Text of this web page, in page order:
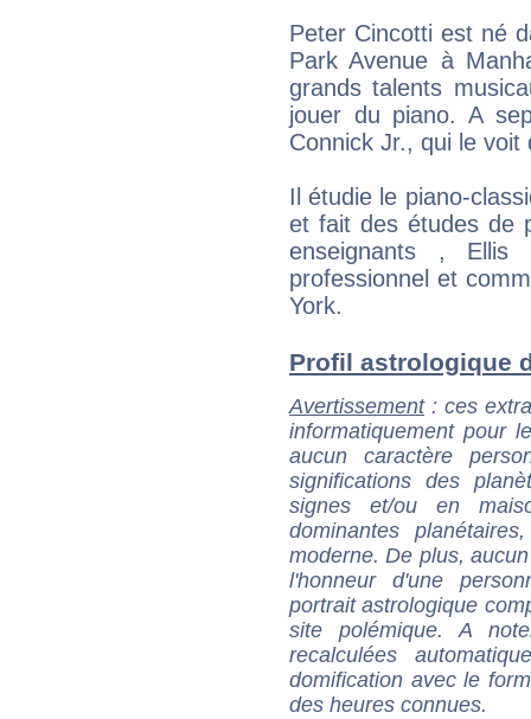
Peter Cincotti est né
Park Avenue à
grands talents
jouer du piano. A
Connick Jr., qui le voit
Il étudie le piano-
et fait des études de
enseignants ,
professionnel et
York.
Profil astrologique
Avertissement: ces
informatiquement pour
aucun caractère
significations des
signes et/ou en
dominantes
moderne. De plus,
l'honneur d'une
portrait astrologique
site polémique. A
recalculées
domification avec le
des heures connues.